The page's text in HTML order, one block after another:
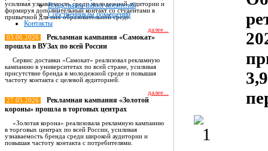
Владельцам indoor носителей
Собственникам помещений
Контакты
усиливая узнаваемость среди молодежной аудитории и
формируя дополнительный контакт со студентами в
привычной для них образовательной среде.
далее...
03.06.2026
Рекламная кампания «Самокат»
прошла в ВУЗах по всей России
Сервис доставки «Самокат» реализовал рекламную
кампанию в университетах по всей стране, усиливая
присутствие бренда в молодежной среде и повышая
частоту контакта с целевой аудиторией.
далее...
27.05.2026
Рекламная кампания «Золотой
короны» прошла в торговых центрах
«Золотая корона» реализовала рекламную кампанию
в торговых центрах по всей России, усиливая
узнаваемость бренда среди широкой аудитории и
повышая частоту контакта с потребителями.